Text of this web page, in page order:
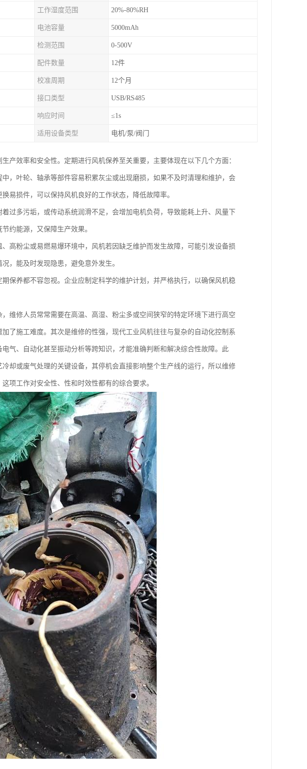
工作湿度范围 20%-80%RH
电池容量 5000mAh
检测范围 0-500V
配件数量 12件
校准周期 12个月
接口类型 USB/RS485
响应时间 ≤1s
适用设备类型 电机/泵/阀门
产效率和安全性。定期进行风机保养至关重要，主要体现在以下几个方面：
，叶轮、轴承等部件容易积累灰尘或出现磨损，如果不及时清理和维护，会
易损件，可以保持风机良好的工作状态，降低故障率。
过多污垢，或传动系统润滑不足，会增加电机负荷，导致能耗上升、风量下
约能源，又保障生产效果。
高粉尘或易燃易爆环境中，风机若因缺乏维护而发生故障，可能引发设备损
，能及时发现隐患，避免意外发生。
保养都不容忽视。企业应制定科学的维护计划，并严格执行，以确保风机稳
维修人员常常需要在高温、高湿、粉尘多或空间狭窄的特定环境下进行高空
了施工难度。其次是维修的性强，现代工业风机往往与复杂的自动化控制系
气、自动化甚至振动分析等跨知识，才能准确判断和解决综合性故障。此
却或废气处理的关键设备，其停机会直接影响整个生产线的运行，所以维修
项工作对安全性、性和时效性都有的综合要求。